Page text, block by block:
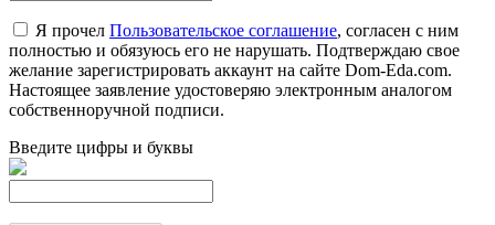
Я прочел Пользовательское соглашение, согласен с ним
полностью и обязуюсь его не нарушать. Подтверждаю свое
желание зарегистрировать аккаунт на сайте Dom-Eda.com.
Настоящее заявление удостоверяю электронным аналогом
собственноручной подписи.
Введите цифры и буквы